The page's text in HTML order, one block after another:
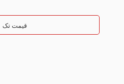
قیمت تک